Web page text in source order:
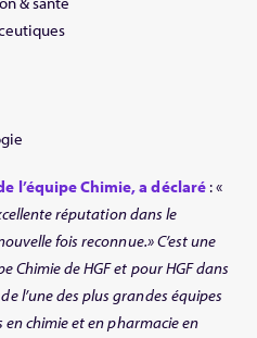
l’équipe Chimie, a déclaré: «
réputation dans le
fois reconnue.»C’est une
Chimie de HGF et pour HGF dans
l’une des plus grandes équipes
en chimie et en pharmacie en